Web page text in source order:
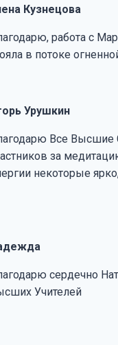
Кузнецова
работа с
в потоке
Урушкин
Все Высшие
за
некоторые
сердечно
Учителей